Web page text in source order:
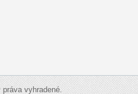
vyhradené.